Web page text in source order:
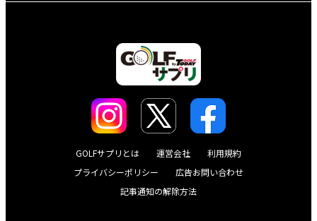
GOLFサプリとは 運営会社
利用規約
プライバシーポリシー
広告お問い合わせ
記事通知の解除方法